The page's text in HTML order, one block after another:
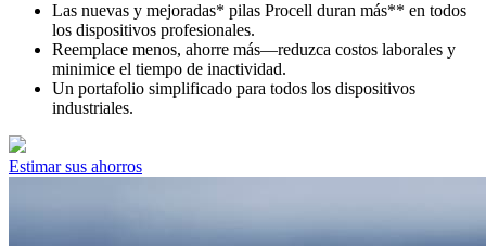
Las nuevas y mejoradas* pilas Procell duran más** en todos
los dispositivos profesionales.
Reemplace menos, ahorre más—reduzca costos laborales y
minimice el tiempo de inactividad.
Un portafolio simplificado para todos los dispositivos
industriales.
Estimar sus ahorros